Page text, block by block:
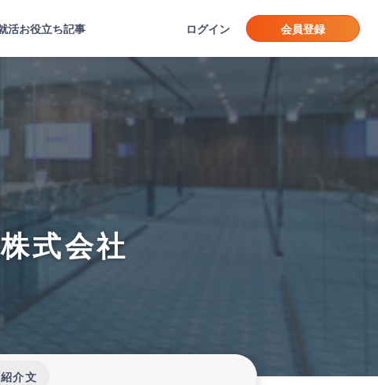
活お役立ち記事 ログイン 会員登録
式会社
介文